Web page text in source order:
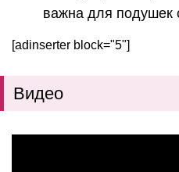
важна для подушек
[adinserter block="5"]
Видео